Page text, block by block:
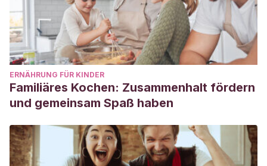
ERNÄHRUNG FÜR KINDER
Familiäres Kochen: Zusammenhalt fördern
und gemeinsam Spaß haben